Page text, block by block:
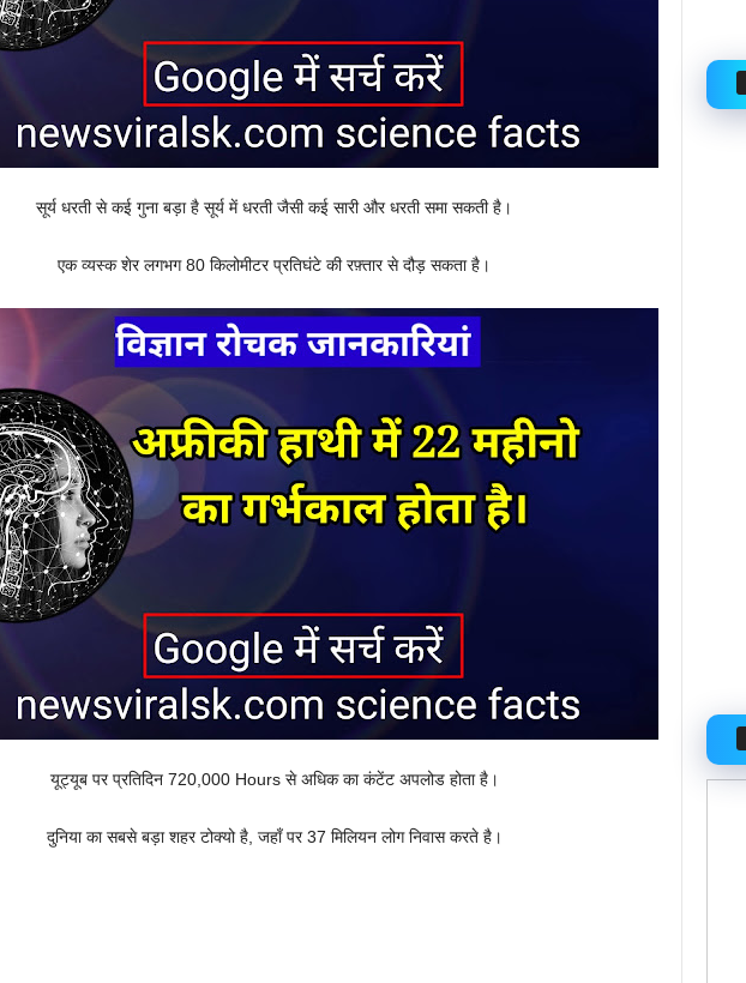
सूर्य धरती से कई गुना बड़ा है सूर्य में धरती जैसी कई सारी और धरती समा सकती है।
एक व्यस्क शेर लगभग 80 किलोमीटर प्रतिघंटे की रफ़्तार से दौड़ सकता है।
यूट्यूब पर प्रतिदिन 720,000 Hours से अधिक का कंटेंट अपलोड होता है।
दुनिया का सबसे बड़ा शहर टोक्यो है, जहाँ पर 37 मिलियन लोग निवास करते है।